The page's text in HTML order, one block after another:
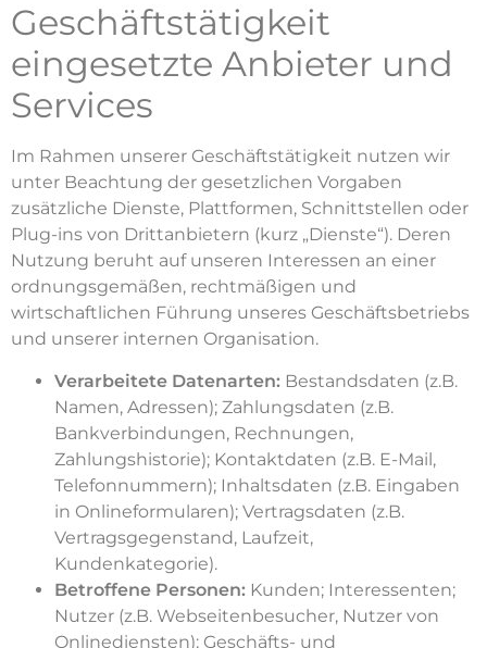
Geschäftstätigkeit
eingesetzte Anbieter und
Services
Im Rahmen unserer Geschäftstätigkeit nutzen wir
unter Beachtung der gesetzlichen Vorgaben
zusätzliche Dienste, Plattformen, Schnittstellen oder
Plug-ins von Drittanbietern (kurz „Dienste“). Deren
Nutzung beruht auf unseren Interessen an einer
ordnungsgemäßen, rechtmäßigen und
wirtschaftlichen Führung unseres Geschäftsbetriebs
und unserer internen Organisation.
Verarbeitete Datenarten: Bestandsdaten (z.B.
Namen, Adressen); Zahlungsdaten (z.B.
Bankverbindungen, Rechnungen,
Zahlungshistorie); Kontaktdaten (z.B. E-Mail,
Telefonnummern); Inhaltsdaten (z.B. Eingaben
in Onlineformularen); Vertragsdaten (z.B.
Vertragsgegenstand, Laufzeit,
Kundenkategorie).
Betroffene Personen: Kunden; Interessenten;
Nutzer (z.B. Webseitenbesucher, Nutzer von
Onlinediensten); Geschäfts- und